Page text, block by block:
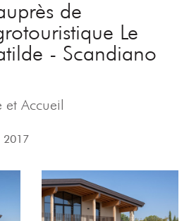
de
Le
- Scandiano
et Accueil
2017